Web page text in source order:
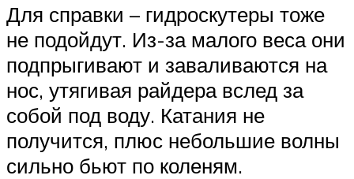
Для справки – гидроскутеры тоже
не подойдут. Из-за малого веса они
подпрыгивают и заваливаются на
нос, утягивая райдера вслед за
собой под воду. Катания не
получится, плюс небольшие волны
сильно бьют по коленям.